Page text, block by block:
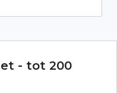
- tot 200